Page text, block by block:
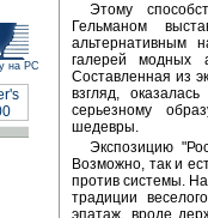
на РС
Этому
Гельманом
альтернативным
галерей модных
Составленная из
взгляд,
серьезному
шедевры.
Экспозицию
Возможно, так и
против системы. На
традиции
эпатаж, вроде